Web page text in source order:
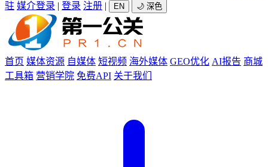
驻 媒介登录 | 登录 注册 | EN 🌙 深色
首页 媒体资源 自媒体 短视频 海外媒体 GEO优化 AI报告 商城
工具箱 营销学院 免费API 关于我们